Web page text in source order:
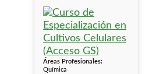
Áreas Profesionales:
Química